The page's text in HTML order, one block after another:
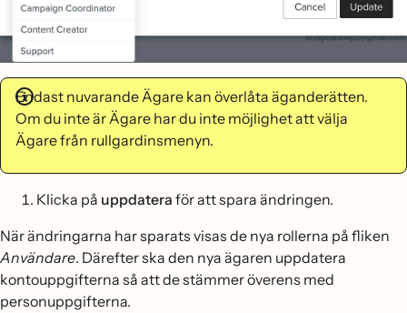
Endast nuvarande Ägare kan överlåta äganderätten.
Om du inte är Ägare har du inte möjlighet att välja
Ägare från rullgardinsmenyn.
Klicka på uppdatera för att spara ändringen.
När ändringarna har sparats visas de nya rollerna på fliken
Användare. Därefter ska den nya ägaren uppdatera
kontouppgifterna så att de stämmer överens med
personuppgifterna.